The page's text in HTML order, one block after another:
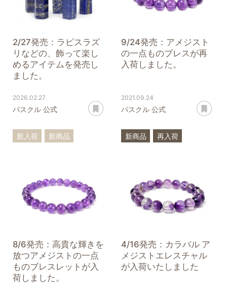
2/27発売：ラピスラズ
リなどの、飾って楽し
めるアイテムを発売し
ました。
2026.02.27
パスクル 公式
あとで読む
新入荷
新商品
フローライト
アメジスト
9/24発売：アメジスト
の一点ものブレスが再
入荷しました。
2021.09.24
パスクル 公式
新商品
再入荷
8/6発売：高貴な輝きを
放つアメジストの一点
ものブレスレットが入
荷しました。
4/16発売：カラバル ア
メジストエレスチャル
が入荷いたしました